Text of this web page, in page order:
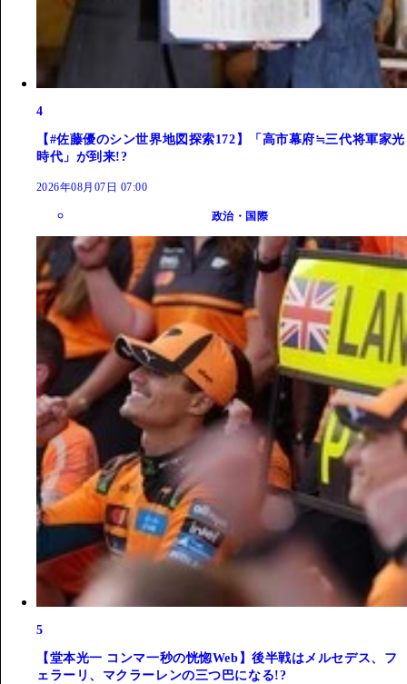
4
【#佐藤優のシン世界地図探索172】「高市幕府≒三代将軍家光
時代」が到来!?
2026年08月07日 07:00
政治・国際
5
【堂本光一 コンマ一秒の恍惚Web】後半戦はメルセデス、フ
ェラーリ、マクラーレンの三つ巴になる!?